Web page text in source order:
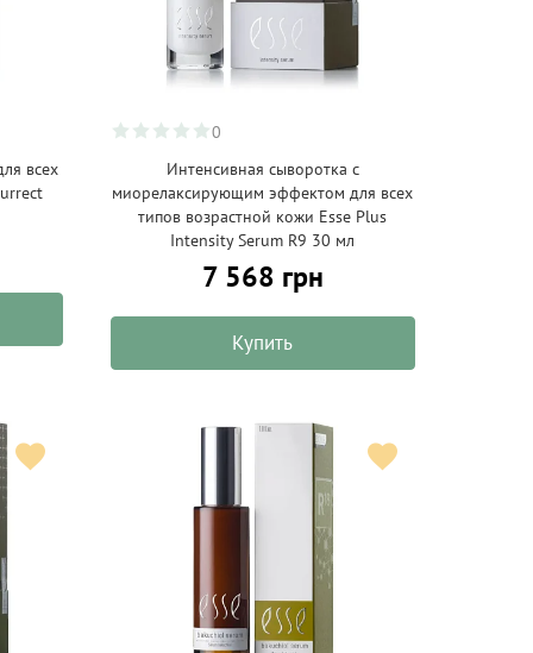
всех
0
Интенсивная сыворотка с
миорелаксирующим эффектом для всех
типов возрастной кожи Esse Plus
Intensity Serum R9 30 мл
7 568 грн
Купить